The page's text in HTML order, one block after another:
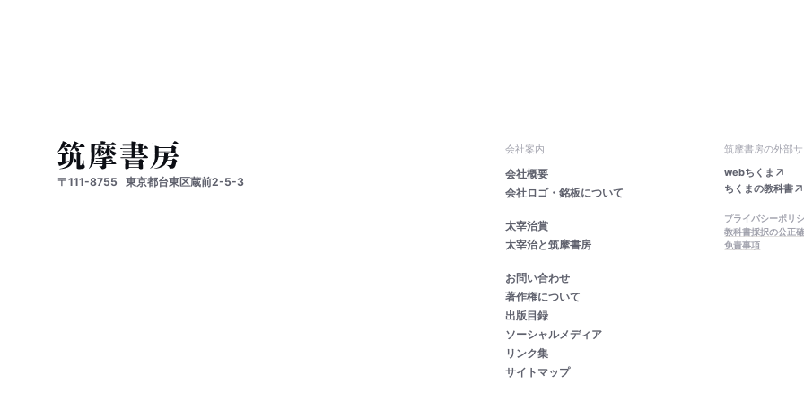
〒111-8755 東京都台東区蔵前2-5-3
会社案内
会社概要
会社ロゴ・銘板について
太宰治賞
太宰治と筑摩書房
お問い合わせ
著作権について
出版目録
ソーシャルメディア
リンク集
サイトマップ
筑摩書房の外部サ
webちくま
ちくまの教科書
プライバシーポリ
教科書採択の公正
免責事項